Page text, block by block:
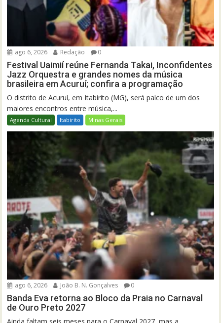
ago 6, 2026 Redação 0
Festival Uaimií reúne Fernanda Takai, Inconfidentes
Jazz Orquestra e grandes nomes da música
brasileira em Acuruí; confira a programação
O distrito de Acuruí, em Itabirito (MG), será palco de um dos
maiores encontros entre música,...
Agenda Cultural Itabirito Minas Gerais
ago 6, 2026 João B. N. Gonçalves 0
Banda Eva retorna ao Bloco da Praia no Carnaval
de Ouro Preto 2027